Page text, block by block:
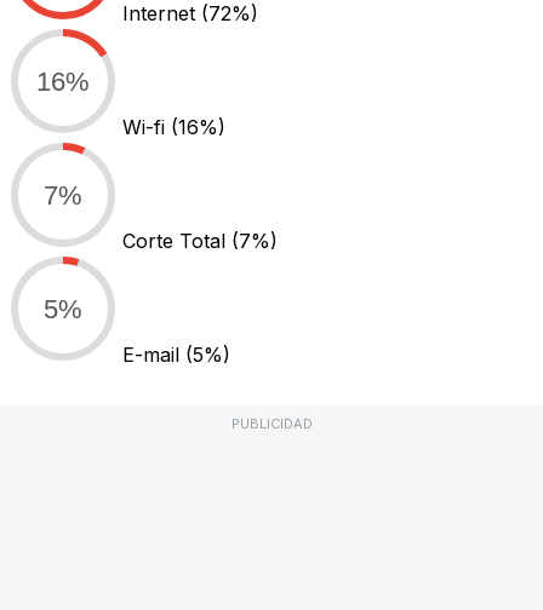
Internet (72%)
16%
Wi-fi (16%)
7%
Corte Total (7%)
5%
E-mail (5%)
PUBLICIDAD